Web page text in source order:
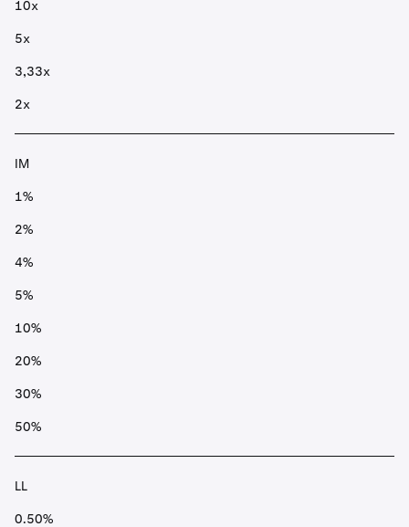
10x
5x
3,33x
2x
IM
1%
2%
4%
5%
10%
20%
30%
50%
LL
0.50%